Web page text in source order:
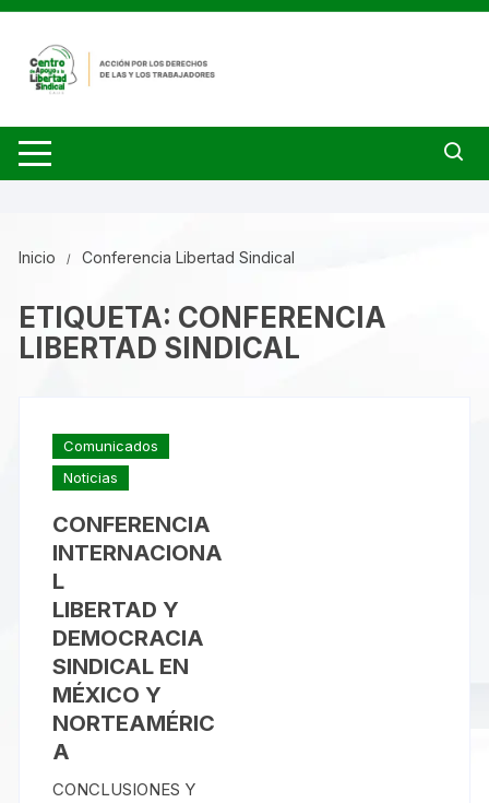
Saltar
contenido
Inicio Conferencia Libertad Sindical
ETIQUETA: CONFERENCIA
LIBERTAD SINDICAL
Comunicados
Noticias
CONFERENCIA
INTERNACIONA
L
LIBERTAD Y
DEMOCRACIA
SINDICAL EN
MÉXICO Y
NORTEAMÉRIC
A
CONCLUSIONES Y